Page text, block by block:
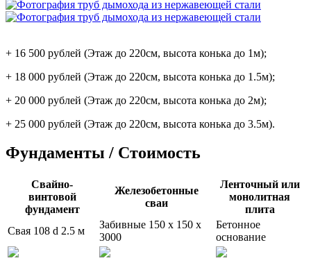
+ 16 500 рублей (Этаж до 220см, высота конька до 1м);
+ 18 000 рублей (Этаж до 220см, высота конька до 1.5м);
+ 20 000 рублей (Этаж до 220см, высота конька до 2м);
+ 25 000 рублей (Этаж до 220см, высота конька до 3.5м).
Фундаменты / Стоимость
Свайно-
винтовой
фундамент
Железобетонные
сваи
Ленточный или
монолитная
плита
Свая 108 d 2.5 м
Забивные 150 x 150 x
3000
Бетонное
основание